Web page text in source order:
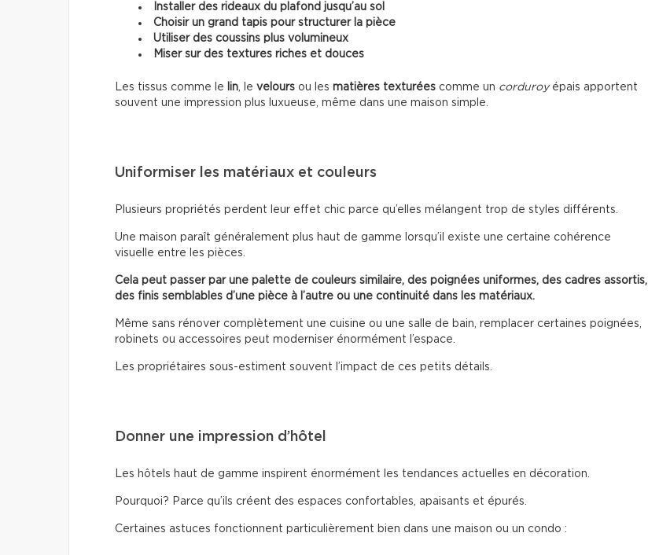
Installer des rideaux du plafond jusqu’au sol
Choisir un grand tapis pour structurer la pièce
Utiliser des coussins plus volumineux
Miser sur des textures riches et douces
Les tissus comme le lin , le velours ou les matières texturées comme un corduroyépais apportent
souvent une impression plus luxueuse, même dans une maison simple.
Uniformiser les matériaux et couleurs
Plusieurs propriétés perdent leur effet chic parce qu’elles mélangent trop de styles différents.
Une maison paraît généralement plus haut de gamme lorsqu’il existe une certaine cohérence
visuelle entre les pièces.
Cela peut passer par une palette de couleurs similaire, des poignées uniformes, des cadres assortis,
des finis semblables d’une pièce à l’autre ou une continuité dans les matériaux.
Même sans rénover complètement une cuisine ou une salle de bain, remplacer certaines poignées,
robinets ou accessoires peut moderniser énormément l’espace.
Les propriétaires sous-estiment souvent l’impact de ces petits détails.
Donner une impression d’hôtel
Les hôtels haut de gamme inspirent énormément les tendances actuelles en décoration.
Pourquoi? Parce qu’ils créent des espaces confortables, apaisants et épurés.
Certaines astuces fonctionnent particulièrement bien dans une maison ou un condo :